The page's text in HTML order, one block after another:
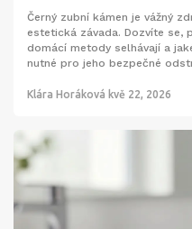
Černý zubní kámen je vážný
estetická závada. Dozvíte se,
domácí metody selhávají a
nutné pro jeho bezpečné
Klára Horáková kvě 22, 2026